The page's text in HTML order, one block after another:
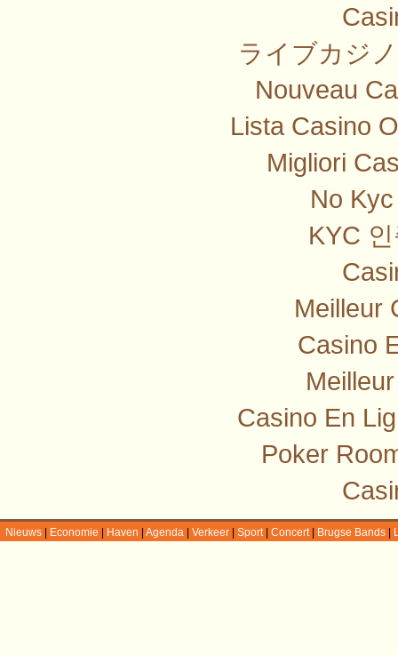
ライブカジ
Nouveau
Lista Casino
Migliori
No
KYC
Meilleur
Casino
Casino En
Poker
Nieuws Economie Haven Agenda Verkeer Sport| Concert| Brugse Bands